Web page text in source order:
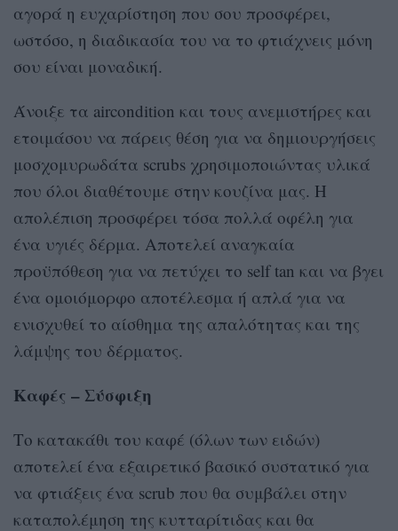
αγορά η ευχαρίστηση που σου προσφέρει,
ωστόσο, η διαδικασία του να το φτιάχνεις μόνη
σου είναι μοναδική.
Άνοιξε τα aircondition και τους ανεμιστήρες και
ετοιμάσου να πάρεις θέση για να δημιουργήσεις
μοσχομυρωδάτα scrubs χρησιμοποιώντας υλικά
που όλοι διαθέτουμε στην κουζίνα μας. Η
απολέπιση προσφέρει τόσα πολλά οφέλη για
ένα υγιές δέρμα. Αποτελεί αναγκαία
προϋπόθεση για να πετύχει το self tan και να βγει
ένα ομοιόμορφο αποτέλεσμα ή απλά για να
ενισχυθεί το αίσθημα της απαλότητας και της
λάμψης του δέρματος.
Καφές – Σύσφιξη
Το κατακάθι του καφέ (όλων των ειδών)
αποτελεί ένα εξαιρετικό βασικό συστατικό για
να φτιάξεις ένα scrub που θα συμβάλει στην
καταπολέμηση της κυτταρίτιδας και θα